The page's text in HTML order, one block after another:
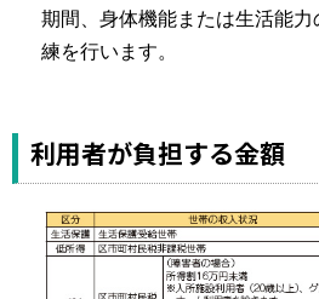
期間、身体機能または生活能
練を行います。
利用者が負担する金額